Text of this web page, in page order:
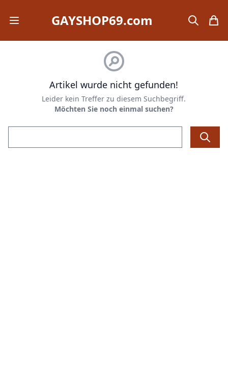
Open mobile menuGAYSHOP69.com search
Artikel wurde nicht gefunden!
Leider kein Treffer zu diesem Suchbegriff.
Möchten Sie noch einmal suchen?